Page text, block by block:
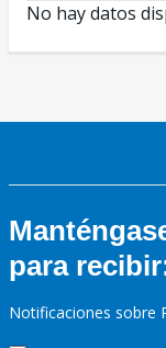
No hay datos
para
Notificaciones sobre